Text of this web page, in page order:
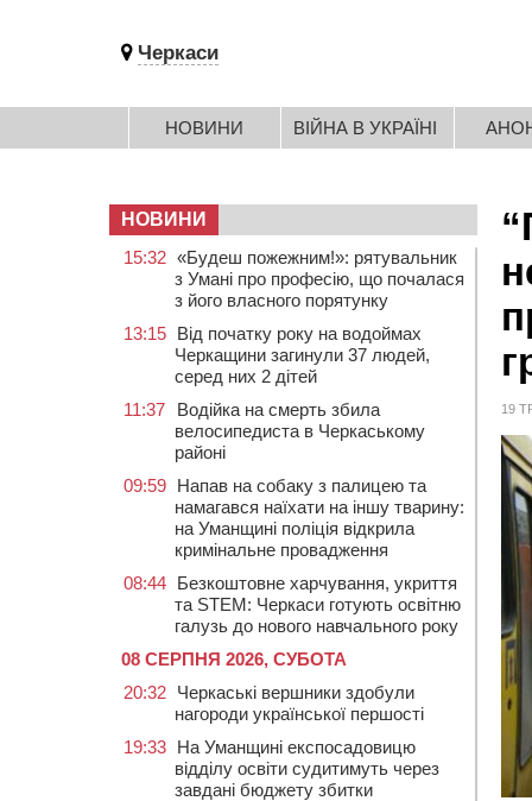
Черкаси
НОВИНИ ВІЙНА В УКРАЇНІ
19
НОВИНИ
15:32 «Будеш пожежним!»: рятувальник
з Умані про професію, що почалася
з його власного порятунку
13:15 Від початку року на водоймах
Черкащини загинули 37 людей,
серед них 2 дітей
11:37
Водійка на смерть збила
велосипедиста в Черкаському
районі
09:59 Напав на собаку з палицею та
намагався наїхати на іншу тварину:
на Уманщині поліція відкрила
кримінальне провадження
08:44 Безкоштовне харчування, укриття
та STEM: Черкаси готують освітню
галузь до нового навчального року
08 СЕРПНЯ 2026, СУБОТА
20:32 Черкаські вершники здобули
нагороди української першості
19:33 На Уманщині експосадовицю
відділу освіти судитимуть через
завдані бюджету збитки